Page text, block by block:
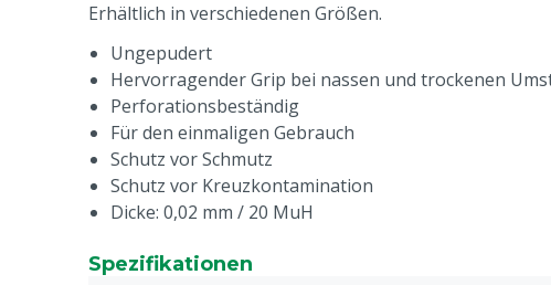
Erhältlich in verschiedenen Größen.
Ungepudert
Hervorragender Grip bei nassen und trockenen
Perforationsbeständig
Für den einmaligen Gebrauch
Schutz vor Schmutz
Schutz vor Kreuzkontamination
Dicke: 0,02 mm / 20 MuH
Spezifikationen